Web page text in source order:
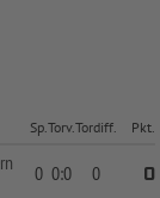
Sp. Torv.Tordiff. Pkt.
0 0:0 0
0